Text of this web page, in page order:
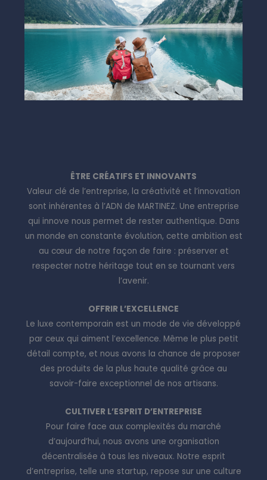
ÊTRE CRÉATIFS ET INNOVANTS
Valeur clé de l’entreprise, la créativité et l’innovation
sont inhérentes à l’ADN de MARTINEZ. Une entreprise
qui innove nous permet de rester authentique. Dans
un monde en constante évolution, cette ambition est
au cœur de notre façon de faire : préserver et
respecter notre héritage tout en se tournant vers
l’avenir.
OFFRIR L’EXCELLENCE
Le luxe contemporain est un mode de vie développé
par ceux qui aiment l’excellence. Même le plus petit
détail compte, et nous avons la chance de proposer
des produits de la plus haute qualité grâce au
savoir-faire exceptionnel de nos artisans.
CULTIVER L’ESPRIT D’ENTREPRISE
Pour faire face aux complexités du marché
d’aujourd’hui, nous avons une organisation
décentralisée à tous les niveaux. Notre esprit
d’entreprise, telle une startup, repose sur une culture